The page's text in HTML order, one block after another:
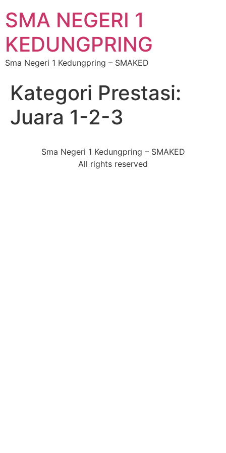
SMA NEGERI 1
KEDUNGPRING
Sma Negeri 1 Kedungpring – SMAKED
Kategori Prestasi:
Juara 1-2-3
Sma Negeri 1 Kedungpring – SMAKED
All rights reserved